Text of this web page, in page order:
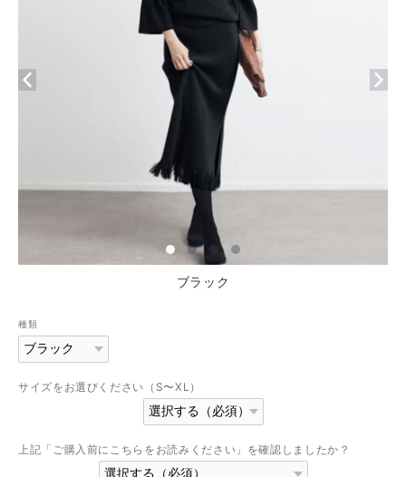
ブラック
種類
サイズをお選びください（S〜XL）
上記「ご購入前にこちらをお読みください」を確認しましたか？